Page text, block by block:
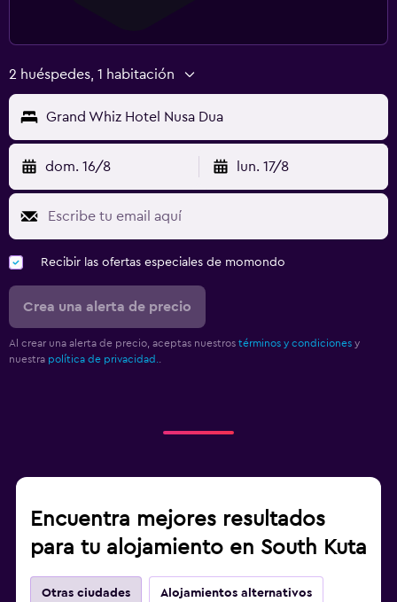
2 huéspedes, 1 habitación
Grand Whiz Hotel Nusa Dua
dom. 16/8 lun. 17/8
Recibir las ofertas especiales de momondo
Crea una alerta de precio
Al crear una alerta de precio, aceptas nuestros términos y condiciones y
nuestra política de privacidad.
Encuentra mejores resultados
para tu alojamiento en South Kuta
Otras ciudades Alojamientos alternativos